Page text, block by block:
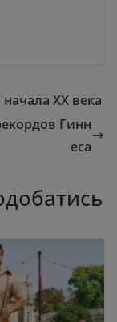
XX века
Гинн
еса